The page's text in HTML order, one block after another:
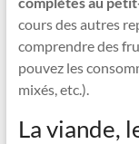
cours des autres
comprendre des
pouvez les
mixés, etc.).
La viande,